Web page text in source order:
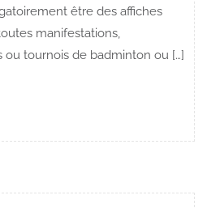
être des affiches
manifestations,
tournois de badminton ou […]